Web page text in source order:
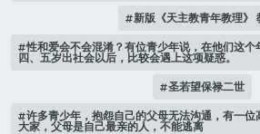
新版《天主教青年教理》
性和爱会不会混淆？有位青少年说，在他们这个
四、五岁出社会以后，比较会遇上这项疑惑。
圣若望保禄二世
许多青少年，抱怨自己的父母无法沟通，有一位
大家，父母是自己最亲的人，不能逃离